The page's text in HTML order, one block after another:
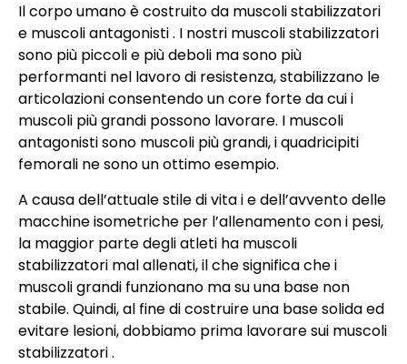
Il corpo umano è costruito da muscoli stabilizzatori
e muscoli antagonisti . I nostri muscoli stabilizzatori
sono più piccoli e più deboli ma sono più
performanti nel lavoro di resistenza, stabilizzano le
articolazioni consentendo un core forte da cui i
muscoli più grandi possono lavorare. I muscoli
antagonisti sono muscoli più grandi, i quadricipiti
femorali ne sono un ottimo esempio.
A causa dell’attuale stile di vita i e dell’avvento delle
macchine isometriche per l’allenamento con i pesi,
la maggior parte degli atleti ha muscoli
stabilizzatori mal allenati, il che significa che i
muscoli grandi funzionano ma su una base non
stabile. Quindi, al fine di costruire una base solida ed
evitare lesioni, dobbiamo prima lavorare sui muscoli
stabilizzatori .